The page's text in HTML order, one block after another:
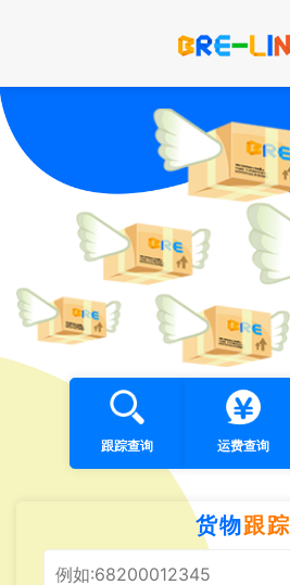
跟踪查询 运费查询
货物跟踪